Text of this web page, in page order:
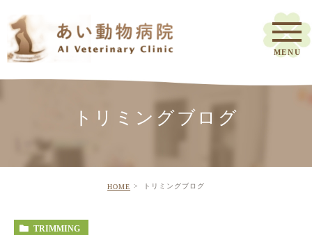
トリミングブログ
HOME トリミングブログ
TRIMMING